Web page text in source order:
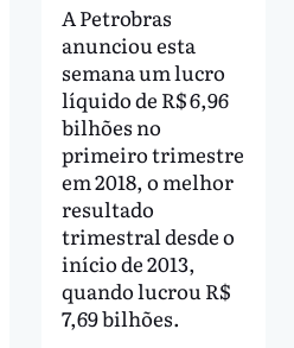
A Petrobras
anunciou esta
semana um lucro
líquido de R$ 6,96
bilhões no
primeiro trimestre
em 2018, o melhor
resultado
trimestral desde o
início de 2013,
quando lucrou R$
7,69 bilhões.